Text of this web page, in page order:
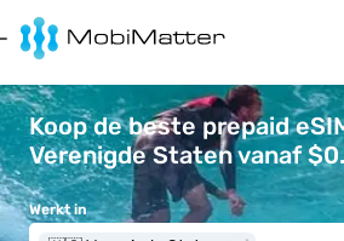
Koop de beste prepaid
Verenigde Staten vanaf
Werkt in